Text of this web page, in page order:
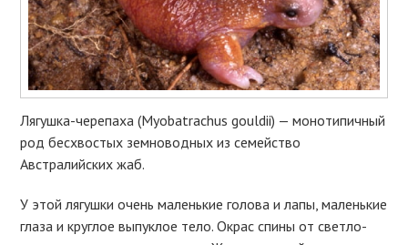
Лягушка-черепаха (Myobatrachus gouldii) — монотипичный
род бесхвостых земноводных из семейство
Австралийских жаб.
У этой лягушки очень маленькие голова и лапы, маленькие
глаза и круглое выпуклое тело. Окрас спины от светло-